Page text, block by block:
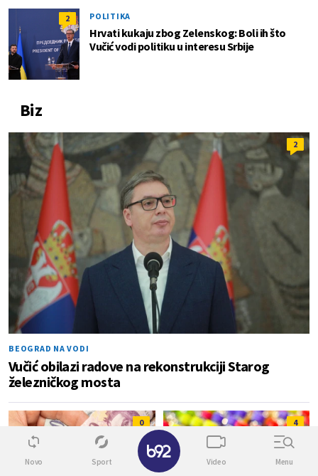
2 POLITIKA
Hrvati kukaju zbog Zelenskog: Boli ih što
Vučić vodi politiku u interesu Srbije
Biz
2
BEOGRAD NA VODI
Vučić obilazi radove na rekonstrukciji Starog
železničkog mosta
0 4
Novo Sport Video Menu
✕